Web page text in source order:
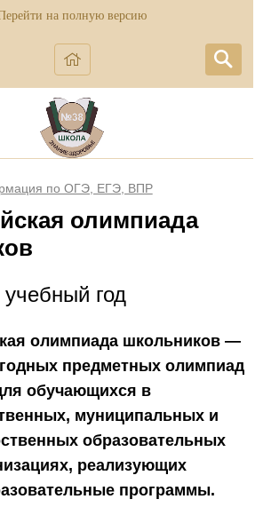
на полную версию
по ОГЭ, ЕГЭ, ВПР
олимпиада
год
олимпиада школьников —
предметных олимпиад
обучающихся в
муниципальных и
образовательных
реализующих
программы.